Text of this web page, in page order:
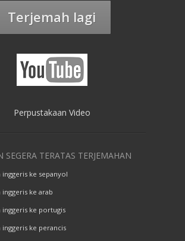
Terjemah lagi
Perpustakaan Video
SEGERA TERATAS TERJEMAHAN
ke sepanyol
ke arab
ke portugis
ke perancis